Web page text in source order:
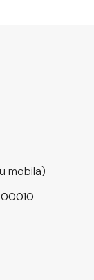
mobila)